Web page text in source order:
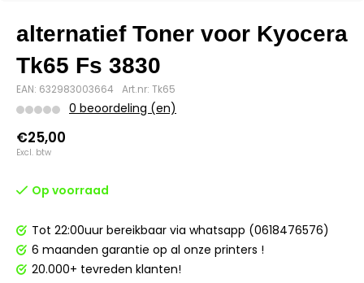
alternatief Toner voor Kyocera
Tk65 Fs 3830
EAN: 632983003664 Art.nr: Tk65
0 beoordeling (en)
€25,00
Excl. btw
Op voorraad
Tot 22:00uur bereikbaar via whatsapp (0618476576)
6 maanden garantie op al onze printers !
20.000+ tevreden klanten!